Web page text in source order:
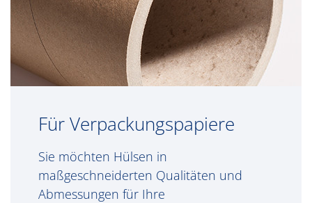
Für Verpackungspapiere
Sie möchten Hülsen in
maßgeschneiderten Qualitäten und
Abmessungen für Ihre